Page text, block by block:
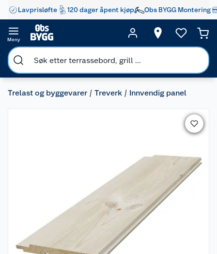
Lavprisløfte 120 dager åpent kjøp Obs BYGG Montering
Meny
Trelast og byggevarer Treverk Innvendig panel